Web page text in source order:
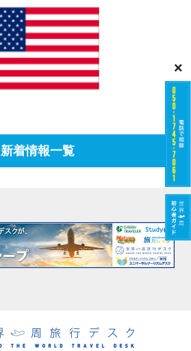
新着情報一覧
×